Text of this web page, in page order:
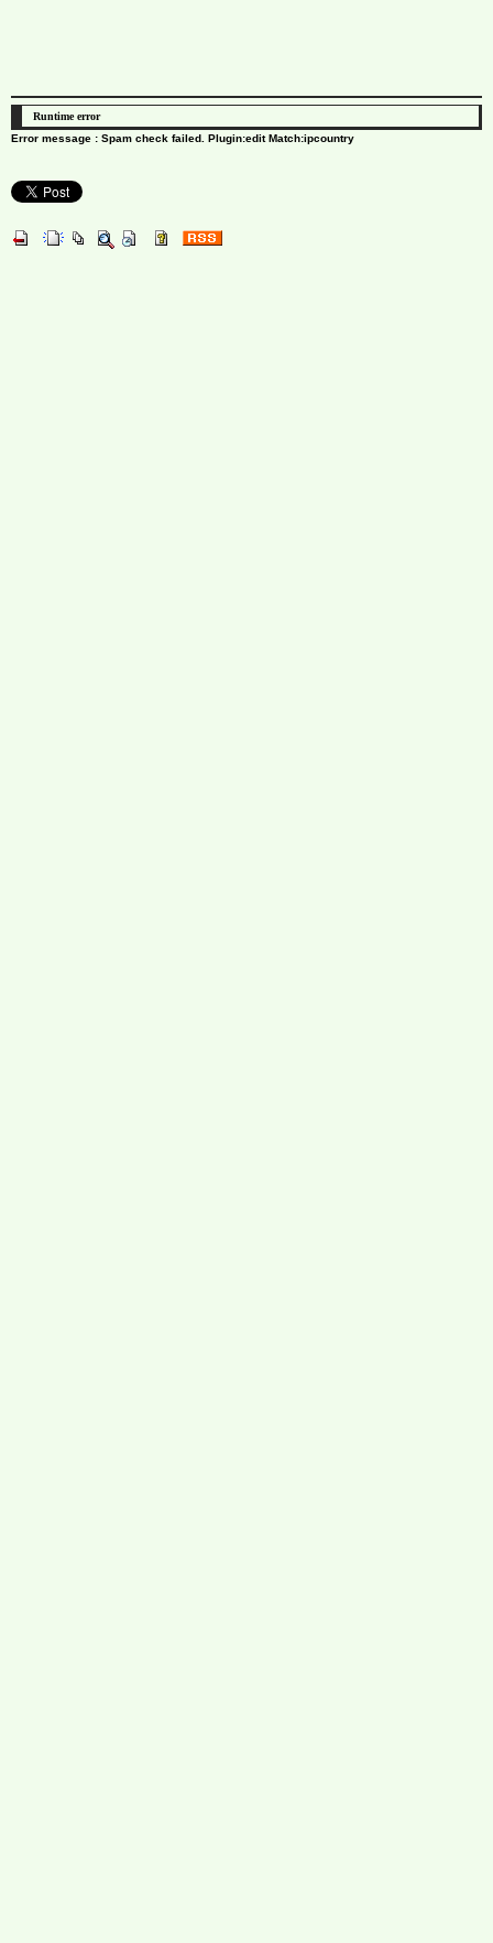
Runtime error
Error message : Spam check failed. Plugin:edit Match:ipcountry